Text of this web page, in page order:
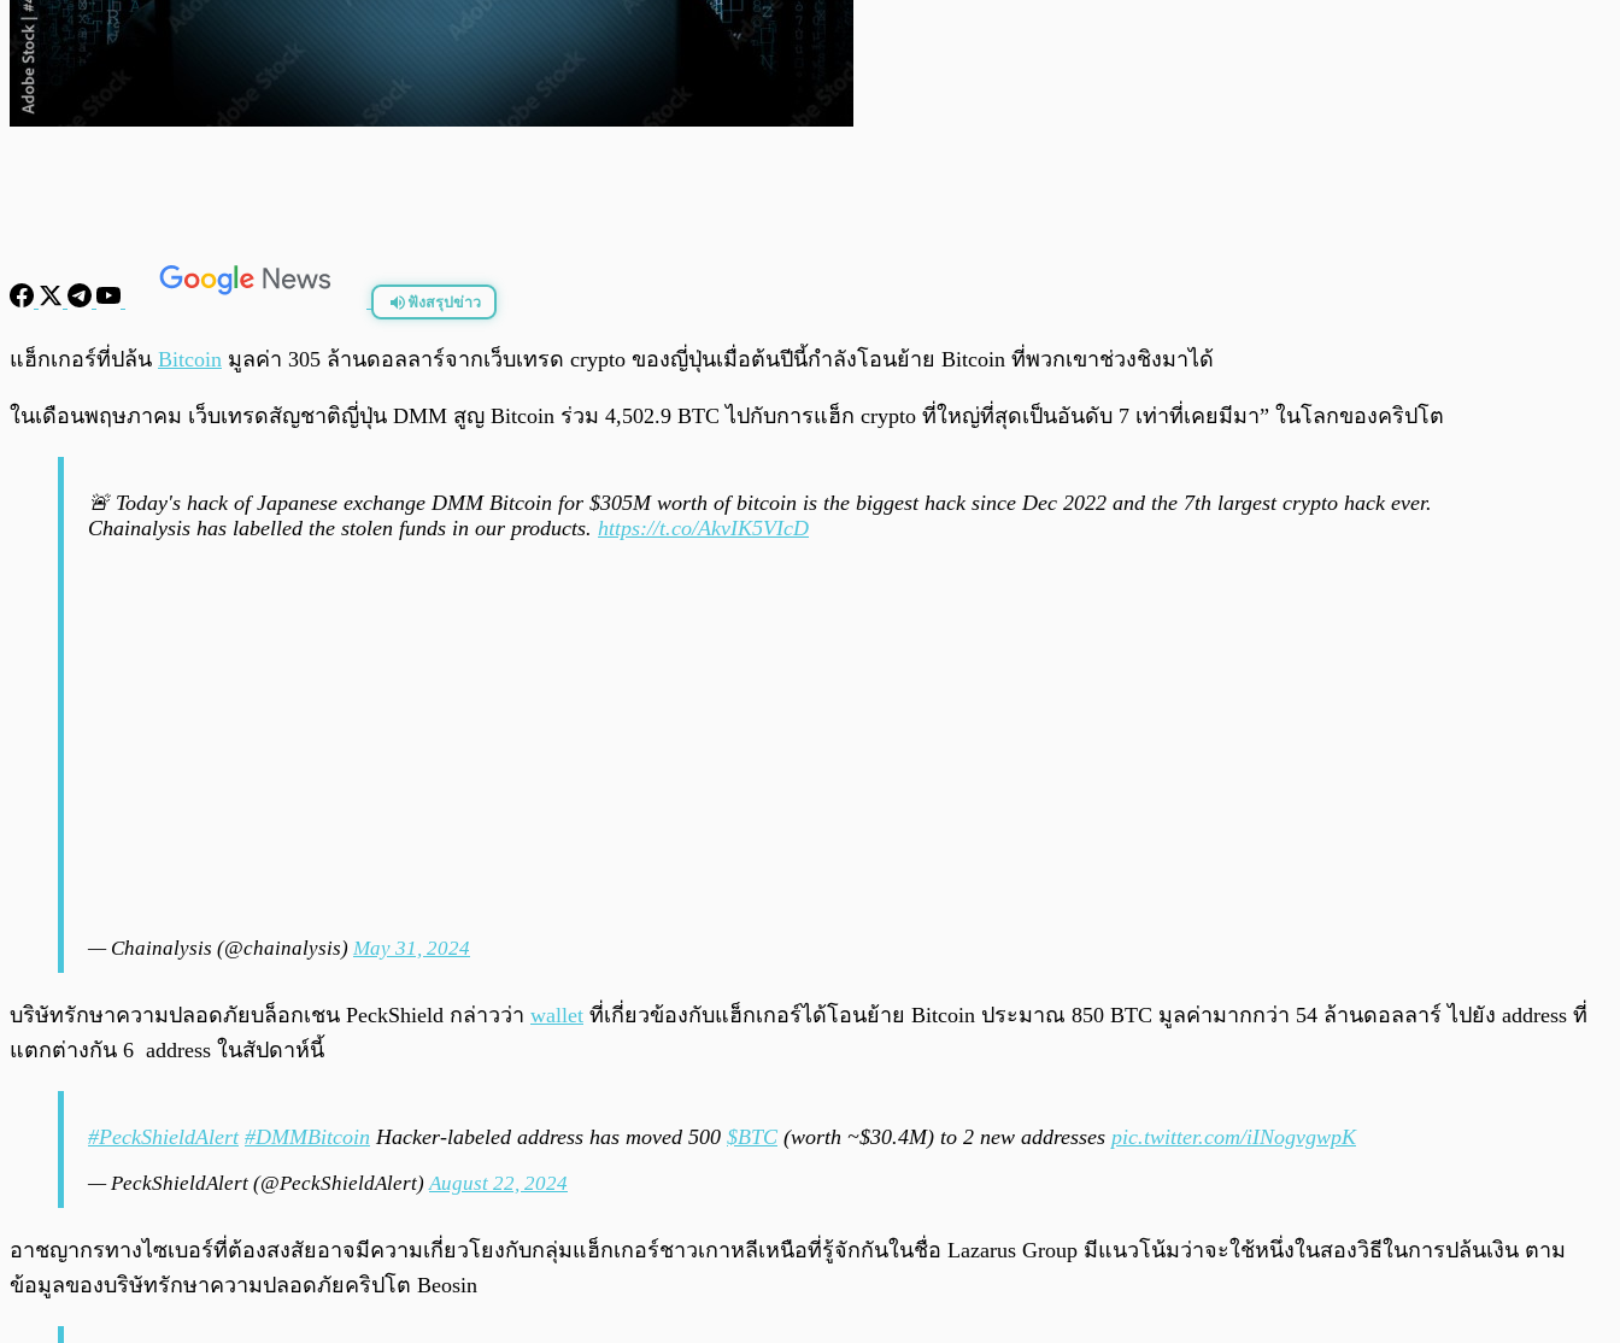
ฟังสรุปข่าว
พร้อมเล่น
แฮ็กเกอร์ที่ปล้น Bitcoin มูลค่า 305 ล้านดอลลาร์จากเว็บเทรด crypto ของญี่ปุ่นเมื่อต้นปีนี้กำลังโอนย้าย Bitcoin ที่พวกเขาช่วงชิงมาได้
ในเดือนพฤษภาคม เว็บเทรดสัญชาติญี่ปุ่น DMM สูญ Bitcoin ร่วม 4,502.9 BTC ไปกับการแฮ็ก crypto ที่ใหญ่ที่สุดเป็นอันดับ 7 เท่าที่เคยมีมา” ในโลกของคริปโต
🚨 Today's hack of Japanese exchange DMM Bitcoin for $305M worth of bitcoin is the biggest hack since Dec 2022 and the 7th largest crypto hack ever.
Chainalysis has labelled the stolen funds in our products. https://t.co/AkvIK5VIcD
— Chainalysis (@chainalysis) May 31, 2024
บริษัทรักษาความปลอดภัยบล็อกเชน PeckShield กล่าวว่า wallet ที่เกี่ยวข้องกับแฮ็กเกอร์ได้โอนย้าย Bitcoin ประมาณ 850 BTC มูลค่ามากกว่า 54 ล้านดอลลาร์ ไปยัง address ที่
แตกต่างกัน 6 address ในสัปดาห์นี้
#PeckShieldAlert #DMMBitcoin Hacker-labeled address has moved 500 $BTC (worth ~$30.4M) to 2 new addresses pic.twitter.com/iINogvgwpK
— PeckShieldAlert (@PeckShieldAlert)August 22, 2024
อาชญากรทางไซเบอร์ที่ต้องสงสัยอาจมีความเกี่ยวโยงกับกลุ่มแฮ็กเกอร์ชาวเกาหลีเหนือที่รู้จักกันในชื่อ Lazarus Group มีแนวโน้มว่าจะใช้หนึ่งในสองวิธีในการปล้นเงิน ตาม
ข้อมูลของบริษัทรักษาความปลอดภัยคริปโต Beosin